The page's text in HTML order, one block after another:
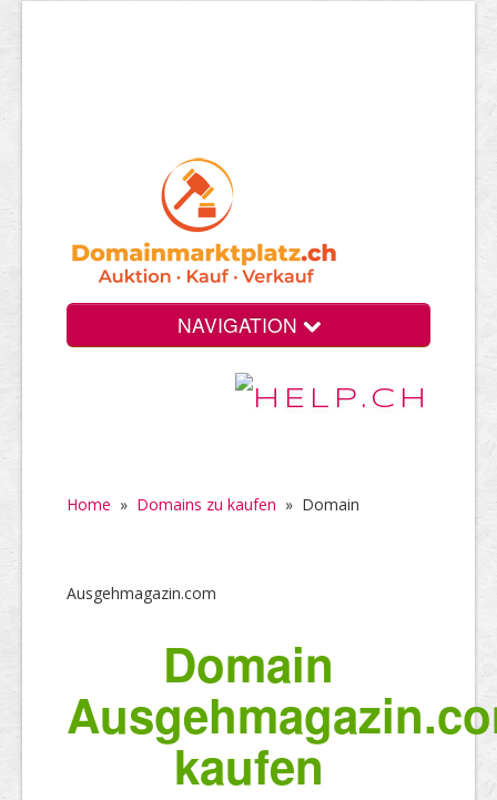
NAVIGATION
Home » Domains zu kaufen » Domain
Ausgehmagazin.com
Domain
kaufen